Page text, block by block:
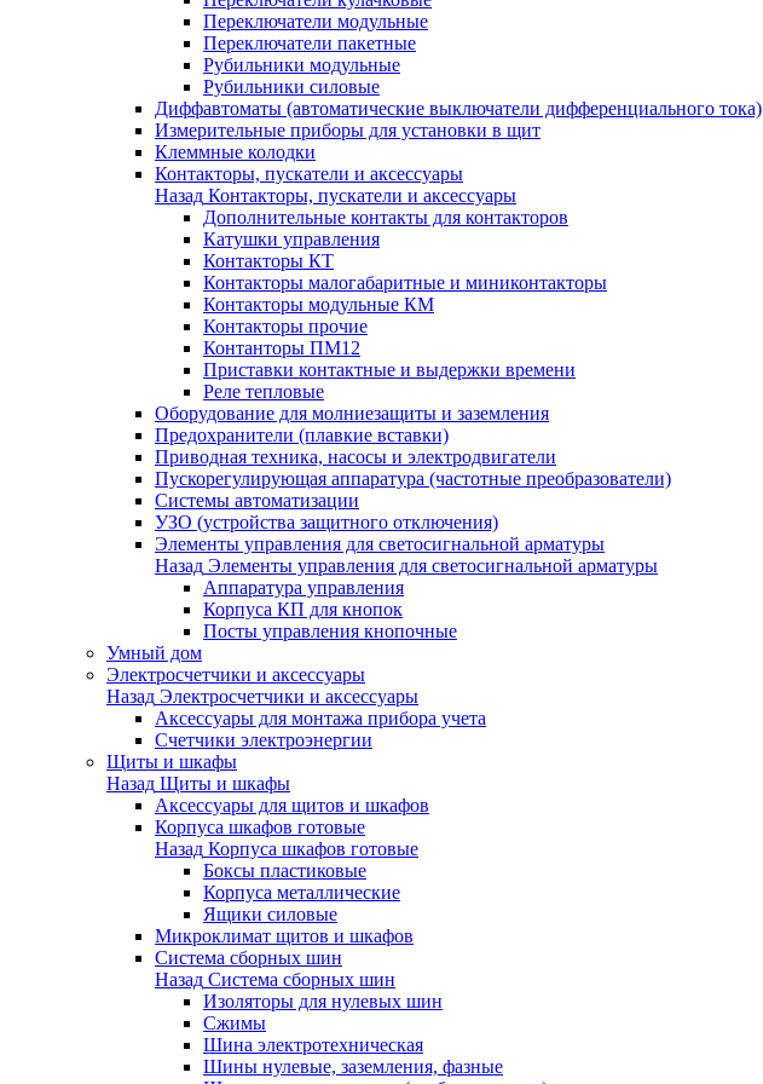
Переключатели модульные
Переключатели пакетные
Рубильники модульные
Рубильники силовые
Диффавтоматы (автоматические выключатели дифференциального тока)
Измерительные приборы для установки в щит
Клеммные колодки
Контакторы, пускатели и аксессуары
Назад Контакторы, пускатели и аксессуары
Дополнительные контакты для контакторов
Катушки управления
Контакторы КТ
Контакторы малогабаритные и миниконтакторы
Контакторы модульные КМ
Контакторы прочие
Контанторы ПМ12
Приставки контактные и выдержки времени
Реле тепловые
Оборудование для молниезащиты и заземления
Предохранители (плавкие вставки)
Приводная техника, насосы и электродвигатели
Пускорегулирующая аппаратура (частотные преобразователи)
Системы автоматизации
УЗО (устройства защитного отключения)
Элементы управления для светосигнальной арматуры
Назад Элементы управления для светосигнальной арматуры
Аппаратура управления
Корпуса КП для кнопок
Посты управления кнопочные
Умный дом
Электросчетчики и аксессуары
Назад Электросчетчики и аксессуары
Аксессуары для монтажа прибора учета
Счетчики электроэнергии
Щиты и шкафы
Назад Щиты и шкафы
Аксессуары для щитов и шкафов
Корпуса шкафов готовые
Назад Корпуса шкафов готовые
Боксы пластиковые
Корпуса металлические
Ящики силовые
Микроклимат щитов и шкафов
Система сборных шин
Назад Система сборных шин
Изоляторы для нулевых шин
Сжимы
Шина электротехническая
Шины нулевые, заземления, фазные